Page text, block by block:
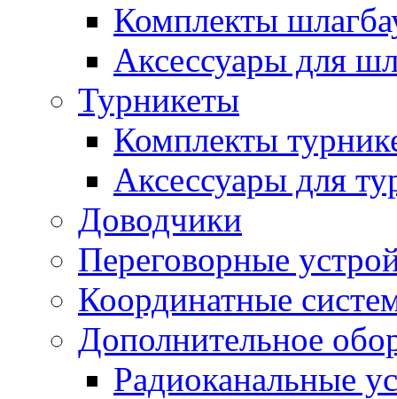
Комплекты
Аксессуары для
Турникеты
Комплекты
Аксессуары для
Доводчики
Переговорные
Координатные
Дополнительное
Радиоканальные